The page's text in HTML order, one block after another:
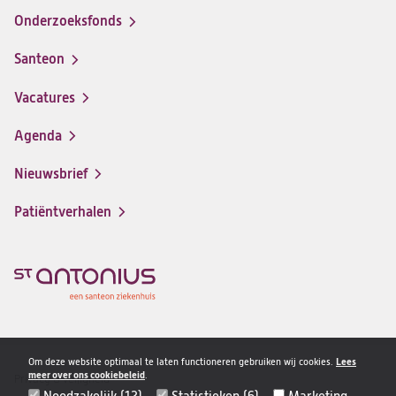
Om deze website optimaal te laten functioneren gebruiken wij cookies. Lees
meer over ons cookiebeleid.
Onderzoeksfonds
Santeon
(opent
in
nieuwe
Vacatures
(opent
in
nieuwe
Agenda
Nieuwsbrief
Patiëntverhalen
Disclaimer
Privacy & veiligheid